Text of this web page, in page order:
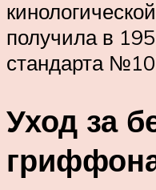
получила в
стандарта
Уход за